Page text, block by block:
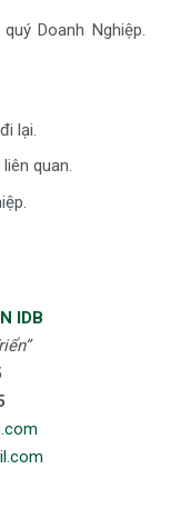
Doanh Nghiệp.
lại.
quan.
IDB